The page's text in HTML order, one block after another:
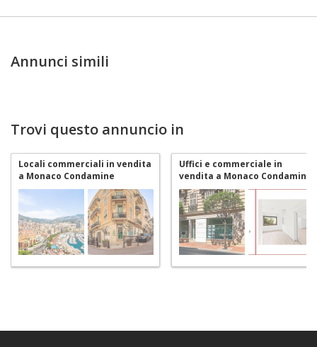
Annunci simili
Trovi questo annuncio in
Locali commerciali in vendita
a Monaco Condamine
Uffici e commerciale in
vendita a Monaco Condamine